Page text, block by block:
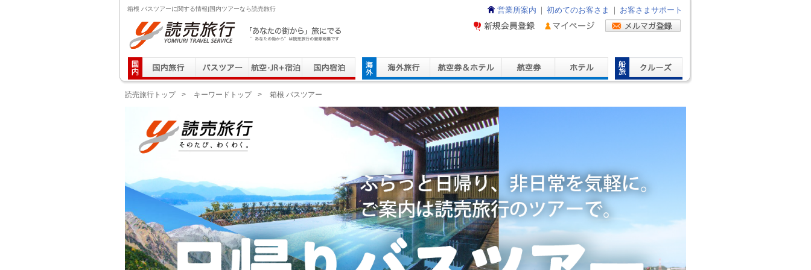
箱根 バスツアーに関する情報|国内ツアーなら読売旅行
読売旅行 「あなたの街から」旅にでる｜Yomiuri Travel Service
営業所案内 初めてのお客さま お客さまサポート
読売旅行トップ > キーワードトップ > 箱根 バスツアー